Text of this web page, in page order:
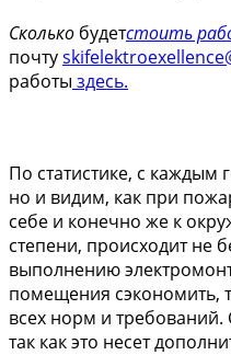
Сколько будетстоить
почту
работы здесь.
По статистике, с
но и видим, как при
себе и конечно же к
степени, происходит не
выполнению
помещения сэкономить,
всех норм и требований.
так как это несет